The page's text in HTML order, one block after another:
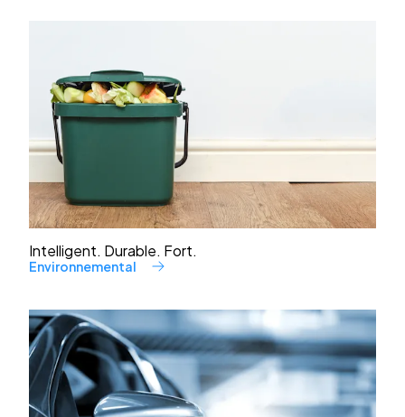
Intelligent. Durable. Fort.
Environnemental